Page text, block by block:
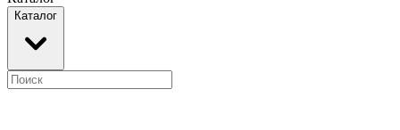
Каталог